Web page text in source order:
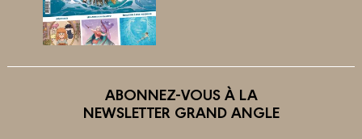
ABONNEZ-VOUS À LA
NEWSLETTER GRAND ANGLE